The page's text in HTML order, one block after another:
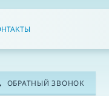
ОБРАТНЫЙ ЗВОНОК